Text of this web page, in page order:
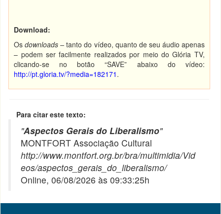
Download:
Osdownloads –tanto do vídeo, quanto de seu áudio apenas
– podem ser facilmente realizados por meio do Glória TV,
clicando-se no botão “SAVE” abaixo do vídeo:
http://pt.gloria.tv/?media=182171 .
Para citar este texto:
"Aspectos Gerais do Liberalismo"
MONTFORT Associação Cultural
http://www.montfort.org.br/bra/multimidia/Vid
eos/aspectos_gerais_do_liberalismo/
Online, 06/08/2026 às 09:33:25h